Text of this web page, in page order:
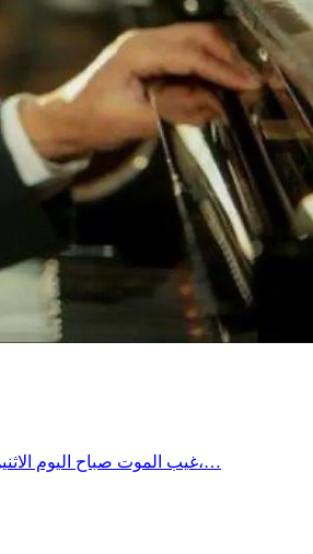
غيب الموت صباح اليوم الاثنين الموسيقار المصري الكبير هاني شنودة عن عمر يناهز 83 عاما، عقب أيام من دخوله في غيبوبة تامة وتراجع وضعه الصحي بشكل حرج،…